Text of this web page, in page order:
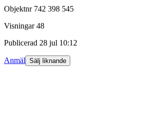
Objektnr 742 398 545
Visningar 48
Publicerad 28 jul 10:12
Anmäl Sälj liknande